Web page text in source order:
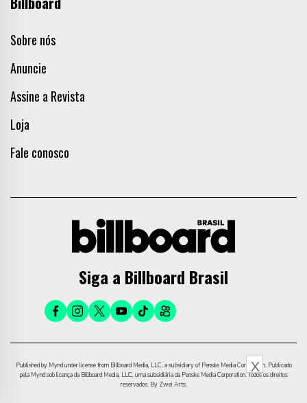
Sobre nós
Anuncie
Assine a Revista
Loja
Fale conosco
Siga a Billboard Brasil
Published by Mynd under license from Billboard Media, LLC, a subsidiary of Penske Media Corporation. Publicado
pela Mynd sob licença da Billboard Media, LLC, uma subsidiária da Penske Media Corporation. Todos os direitos
reservados. By Zwei Arts.
X